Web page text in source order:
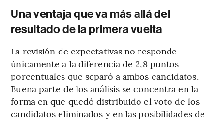
Una ventaja que va más allá del
resultado de la primera vuelta
La revisión de expectativas no responde
únicamente a la diferencia de 2,8 puntos
porcentuales que separó a ambos candidatos.
Buena parte de los análisis se concentra en la
forma en que quedó distribuido el voto de los
candidatos eliminados y en las posibilidades de